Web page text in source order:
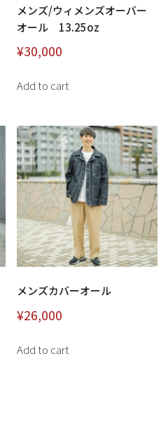
メンズ/ウィメンズオーバー
オール 13.25oz
¥30,000
Add to cart
メンズカバーオール
¥26,000
Add to cart